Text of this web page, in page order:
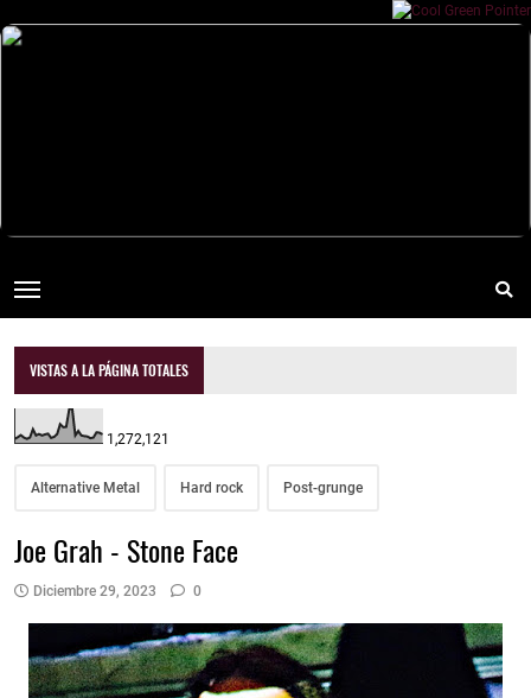
VISTAS A LA PÁGINA TOTALES
1,272,121
Alternative Metal Hard rock Post-grunge
Joe Grah - Stone Face
Diciembre 29, 2023 0